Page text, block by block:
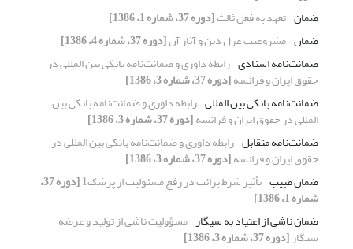
ضمان تعهد به فعل ثالث[دوره 37، شماره 1، 1386]
ضمان مشروعیت عزل دین و آثار آن[دوره 37، شماره 4، 1386]
ضمانت‌نامه اسنادی رابطه داوری و ضمانت‌نامه بانکی بین المللی در
حقوق ایران و فرانسه[دوره 37، شماره 3، 1386]
ضمانت‌نامه بانکی بین المللی رابطه داوری و ضمانت‌نامه بانکی بین
المللی در حقوق ایران و فرانسه[دوره 37، شماره 3، 1386]
ضمانت‌نامه متقابل رابطه داوری و ضمانت‌نامه بانکی بین المللی در
حقوق ایران و فرانسه[دوره 37، شماره 3، 1386]
ضمان طبیب تأثیر شرط برائت در رفع مسئولیت از پزشک1 [دوره 37،
شماره 1، 1386]
ضمان ناشی از اعتیاد به سیگار مسؤولیت ناشی از تولید و عرضه
سیگار[دوره 37، شماره 3، 1386]